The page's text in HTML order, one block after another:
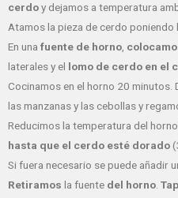
cerdoy dejamos a temperatura
Atamos la pieza de cerdo poniendo
En una fuente de horno
laterales y el lomo de cerdo en el
Cocinamos en el horno 20 minutos.
las manzanas y las cebollas y
Reducimos la temperatura del
hasta que el cerdo esté dorado
Si fuera necesario se puede añadir
Retiramos la fuente del horno